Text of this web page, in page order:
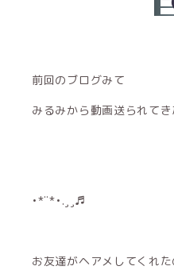
前回のブログみて
みるみから動画送られてき
•*¨*•.¸¸♬︎
お友達がヘアメしてくれ